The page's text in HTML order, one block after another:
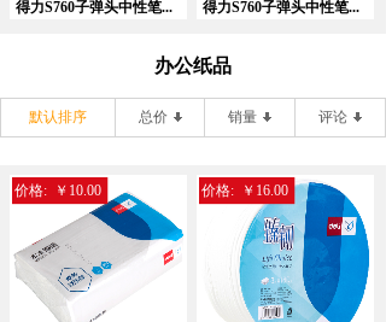
得力S760子弹头中性笔... 得力S760子弹头中性笔...
办公纸品
默认排序 总价 销量 评论
价格: ￥10.00 价格: ￥16.00